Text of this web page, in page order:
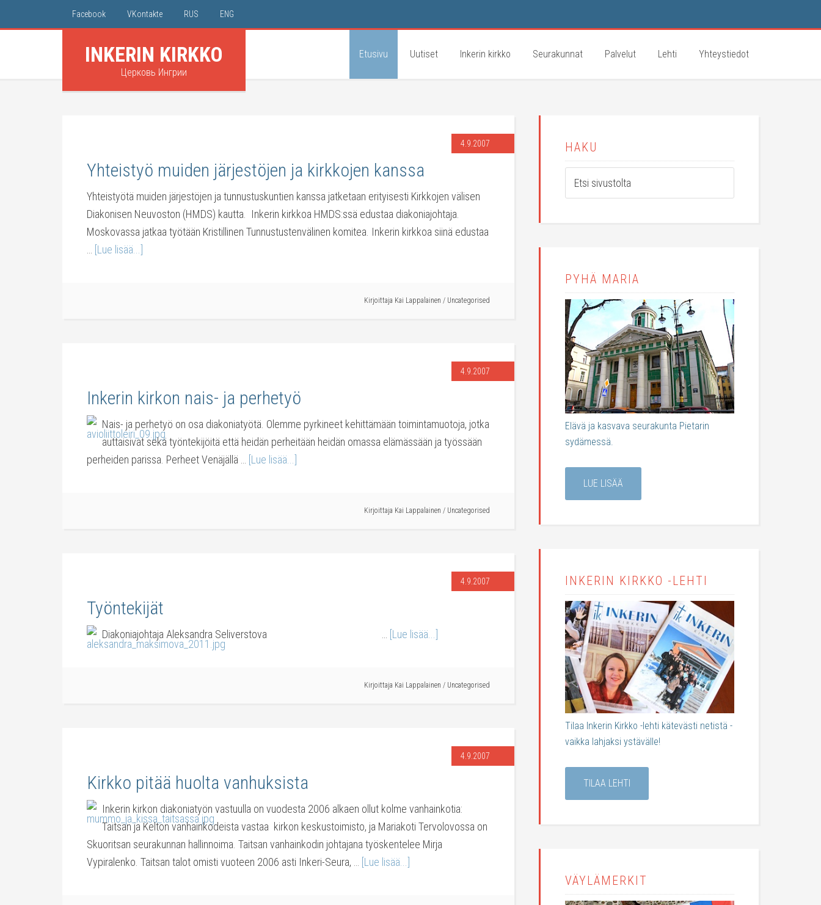
Facebook VKontakte RUS ENG
INKERIN KIRKKO
Церковь Ингрии
Etusivu Uutiset Inkerin kirkko Seurakunnat Palvelut Lehti Yhteystiedot
4.9.2007
Yhteistyö muiden järjestöjen ja kirkkojen kanssa
Yhteistyötä muiden järjestöjen ja tunnustuskuntien kanssa jatketaan erityisesti Kirkkojen välisen
Diakonisen Neuvoston (HMDS) kautta. Inkerin kirkkoa HMDS:ssä edustaa diakoniajohtaja.
Moskovassa jatkaa työtään Kristillinen Tunnustustenvälinen komitea. Inkerin kirkkoa siinä edustaa
[Lue lisää...]
Kirjoittaja Kai Lappalainen / Uncategorised
4.9.2007
Inkerin kirkon nais- ja perhetyö
Nais- ja perhetyö on osa diakoniatyötä. Olemme pyrkineet kehittämään toimintamuotoja, jotka
auttaisivat sekä työntekijöitä että heidän perheitään heidän omassa elämässään ja työssään
perheiden parissa. Perheet Venäjällä …
[Lue lisää...]
Kirjoittaja Kai Lappalainen / Uncategorised
4.9.2007
Työntekijät
Diakoniajohtaja Aleksandra Seliverstova … [Lue lisää...]
Kirjoittaja Kai Lappalainen / Uncategorised
4.9.2007
Kirkko pitää huolta vanhuksista
Inkerin kirkon diakoniatyön vastuulla on vuodesta 2006 alkaen ollut kolme vanhainkotia:
Taitsan ja Kelton vanhainkodeista vastaa kirkon keskustoimisto, ja Mariakoti Tervolovossa on
Skuoritsan seurakunnan hallinnoima. Taitsan vanhainkodin johtajana työskentelee Mirja
Vypiralenko. Taitsan talot omisti vuoteen 2006 asti Inkeri-Seura, …
[Lue lisää...]
HAKU
PYHÄ MARIA
Elävä ja kasvava seurakunta Pietarin
sydämessä.
LUE LISÄÄ
INKERIN KIRKKO -LEHTI
Tilaa Inkerin Kirkko -lehti kätevästi netistä -
vaikka lahjaksi ystävälle!
TILAA LEHTI
VÄYLÄMERKIT